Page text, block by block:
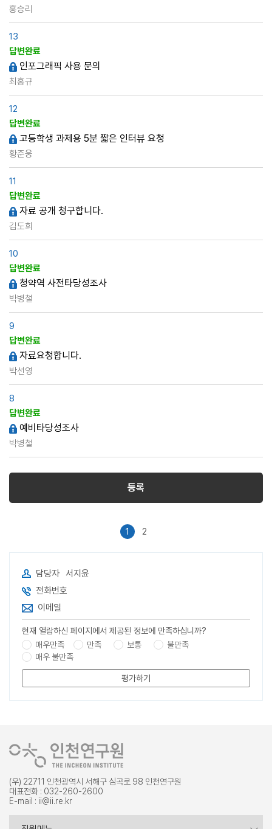
홍승리
13
답변완료
인포그래픽 사용 문의
최홍규
12
답변완료
고등학생 과제용 5분 짧은 인터뷰 요청
황준웅
11
답변완료
자료 공개 청구합니다.
김도희
10
답변완료
청약역 사전타당성조사
박병철
9
답변완료
자료요청합니다.
박선영
8
답변완료
예비타당성조사
박병철
등록
1 2
담당자 서지윤
전화번호
이메일
현재 열람하신 페이지에서 제공된 정보에 만족하십니까?
매우만족
만족 보통
불만족
매우 불만족
평가하기
(우) 22711 인천광역시 서해구 심곡로 98 인천연구원
대표전화 : 032-260-2600
E-mail : ii@ii.re.kr